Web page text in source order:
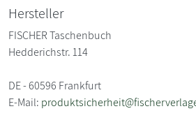
Hersteller
FISCHER Taschenbuch
Hedderichstr. 114
DE - 60596 Frankfurt
E-Mail: